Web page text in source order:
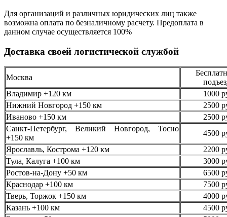
Для организаций и различных юридических лиц также
возможна оплата по безналичному расчету. Предоплата в
данном случае осуществляется 100%
Доставка своей логистической службой
Москва
Владимир +120 км
1000
Нижний Новгород +150 км
2500
Иваново +150 км
2500
Санкт-Петербург, Великий Новгород, Тосно
+150 км
4500
Ярославль, Кострома +120 км
2200
Тула, Калуга +100 км
3000
Ростов-на-Дону +50 км
6500
Краснодар +100 км
7500
Тверь, Торжок +150 км
4000
Казань +100 км
4500